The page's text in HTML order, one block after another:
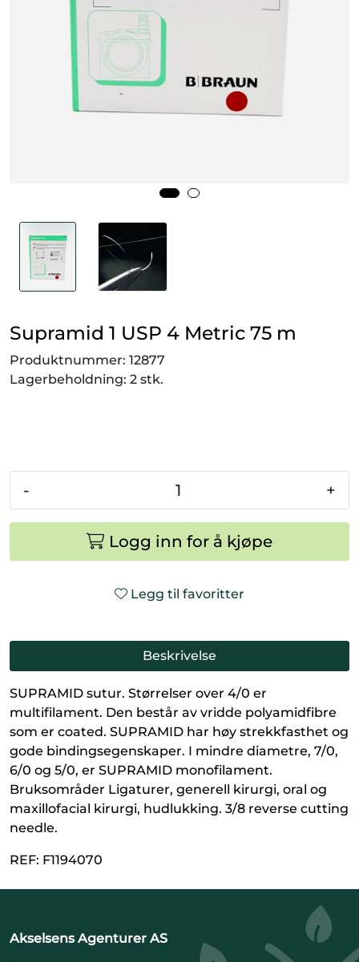
Supramid 1 USP 4 Metric 75 m
Produktnummer: 12877
Lagerbeholdning: 2 stk.
- +
Logg inn for å kjøpe
Legg til favoritter
Beskrivelse
SUPRAMID sutur. Størrelser over 4/0 er
multifilament. Den består av vridde polyamidfibre
som er coated. SUPRAMID har høy strekkfasthet og
gode bindingsegenskaper. I mindre diametre, 7/0,
6/0 og 5/0, er SUPRAMID monofilament.
Bruksområder Ligaturer, generell kirurgi, oral og
maxillofacial kirurgi, hudlukking. 3/8 reverse cutting
needle.
REF: F1194070
Akselsens Agenturer AS
Videresalgsprodukter
Tilbudsvarer